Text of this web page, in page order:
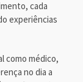
cada
experiências
como médico,
no dia a